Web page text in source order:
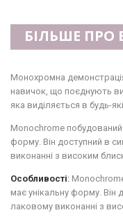
БІЛЬШЕ ПРО
Монохромна
навичок, що поєднують
яка виділяється в будь-
Monochrome побудований
форму. Він доступний в
виконанні з високим
Особливості:
має унікальну форму. Він
лаковому виконанні з